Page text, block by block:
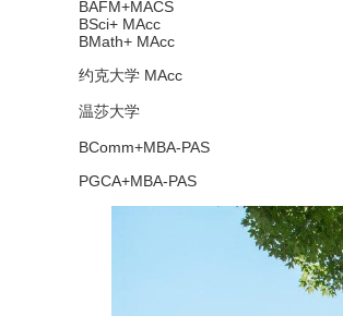
BAFM+MACS
BSci+ MAcc
BMath+ MAcc
约克大学 MAcc
温莎大学
BComm+MBA-PAS
PGCA+MBA-PAS